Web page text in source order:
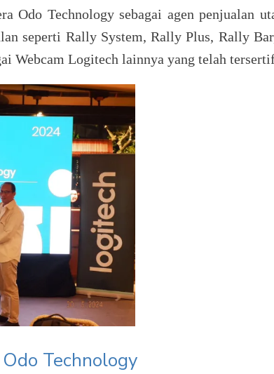
Odo Technology sebagai agen penjualan
seperti Rally System, Rally Plus, Rally
Webcam Logitech lainnya yang telah
Technology